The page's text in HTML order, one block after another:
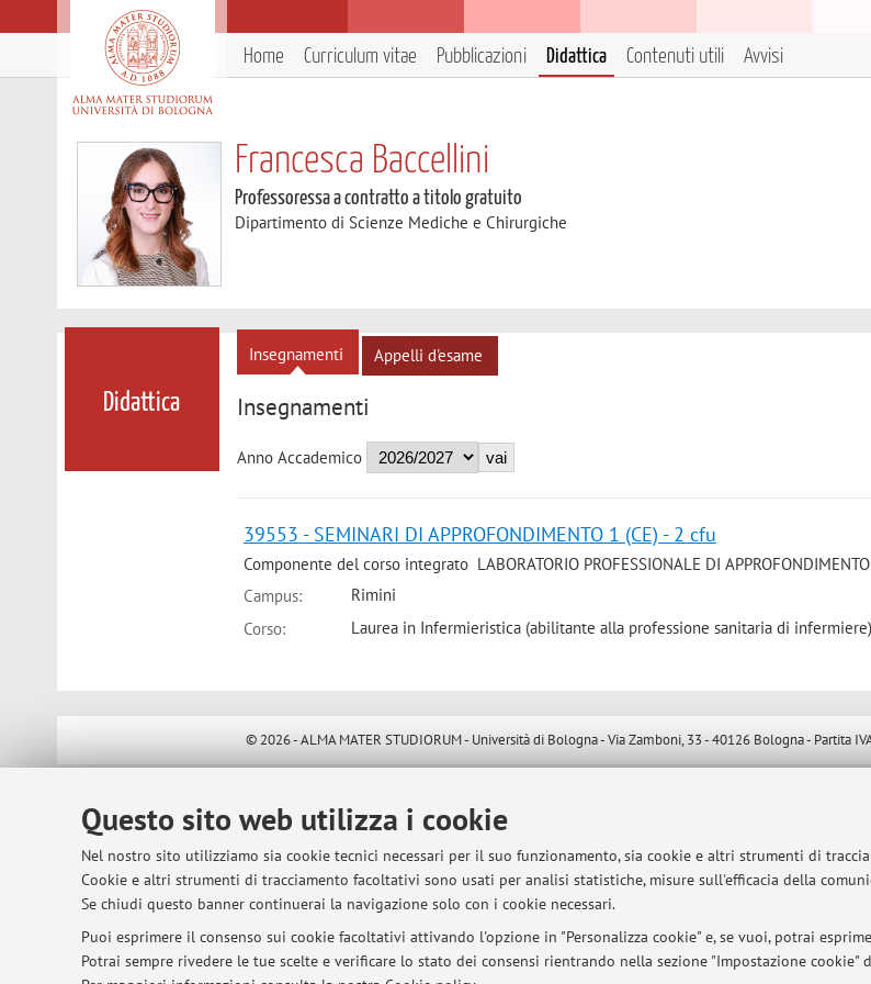
Questo sito web utilizza i cookie
Nel nostro sito utilizziamo sia cookie tecnici necessari per il suo funzionamento, sia cookie e altri strumenti di
Cookie e altri strumenti di tracciamento facoltativi sono usati per analisi statistiche, misure sull'efficacia della
Se chiudi questo banner continuerai la navigazione solo con i cookie necessari.
Puoi esprimere il consenso sui cookie facoltativi attivando l'opzione in "Personalizza cookie" e, se vuoi, potrai
Potrai sempre rivedere le tue scelte e verificare lo stato dei consensi rientrando nella sezione "Impostazione cookie"
Home Curriculum vitae Pubblicazioni Didattica Contenuti utili Avvisi
Francesca Baccellini
Professoressa a contratto a titolo gratuito
Dipartimento di Scienze Mediche e Chirurgiche
Didattica
Insegnamenti Appelli d'esame
Insegnamenti
Anno Accademico
39553 - SEMINARI DI APPROFONDIMENTO 1 (CE) - 2 cfu
Componente del corso integrato LABORATORIO PROFESSIONALE DI
Campus:
Rimini
Corso:
Laurea in Infermieristica (abilitante alla professione sanitaria di infermiere)
© 2026 - ALMA MATER STUDIORUM - Università di Bologna - Via Zamboni, 33 - 40126 Bologna - Partita